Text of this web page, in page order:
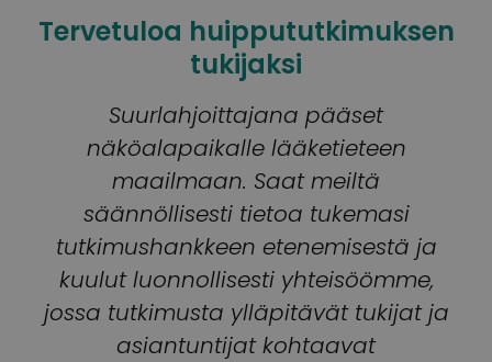
Tervetuloa huippututkimuksen
tukijaksi
Suurlahjoittajana pääset
näköalapaikalle lääketieteen
maailmaan. Saat meiltä
säännöllisesti tietoa tukemasi
tutkimushankkeen etenemisestä ja
kuulut luonnollisesti yhteisöömme,
jossa tutkimusta ylläpitävät tukijat ja
asiantuntijat kohtaavat